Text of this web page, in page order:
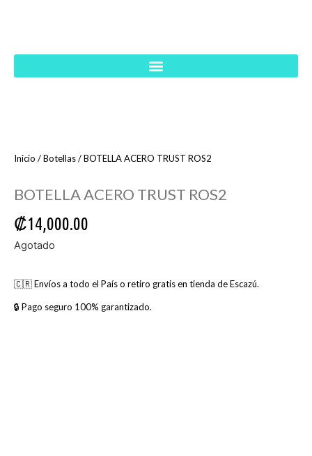
Inicio /Botellas/ BOTELLA ACERO TRUST ROS2
BOTELLA ACERO TRUST ROS2
₡14,000.00
Agotado
🇨🇷 Envíos a todo el País o retiro gratis en tienda de Escazú.
🔒 Pago seguro 100% garantizado.